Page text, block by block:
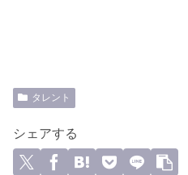
タレント
シェアする